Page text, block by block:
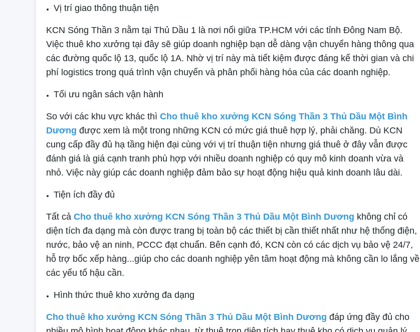
Vị trí giao thông thuận tiện
KCN Sóng Thần 3 nằm tại Thủ Dầu 1 là nơi nối giữa TP.HCM với các tỉnh Đông Nam Bộ.
Việc thuê kho xưởng tại đây sẽ giúp doanh nghiệp bạn dễ dàng vận chuyển hàng thông qua
các đường quốc lộ 13, quốc lộ 1A. Nhờ vị trí này mà tiết kiệm được đáng kể thời gian và chi
phí logistics trong quá trình vận chuyển và phân phối hàng hóa của các doanh nghiệp.
Tối ưu ngân sách vận hành
So với các khu vực khác thì Cho thuê kho xưởng KCN Sóng Thần 3 Thủ Dầu Một Bình
Dương được xem là một trong những KCN có mức giá thuê hợp lý, phải chăng. Dù KCN
cung cấp đầy đủ hạ tầng hiện đại cùng với vị trí thuận tiện nhưng giá thuê ở đây vẫn được
đánh giá là giá cạnh tranh phù hợp với nhiều doanh nghiệp có quy mô kinh doanh vừa và
nhỏ. Việc này giúp các doanh nghiệp đảm bảo sự hoạt động hiệu quả kinh doanh lâu dài.
Tiện ích đầy đủ
Tất cả Cho thuê kho xưởng KCN Sóng Thần 3 Thủ Dầu Một Bình Dương không chỉ có
diện tích đa dạng mà còn được trang bị toàn bộ các thiết bị cần thiết nhất như hệ thống điện,
nước, bảo vệ an ninh, PCCC đạt chuẩn. Bên cạnh đó, KCN còn có các dịch vụ bảo vệ 24/7,
hỗ trợ bốc xếp hàng...giúp cho các doanh nghiệp yên tâm hoạt động mà không cần lo lắng về
các yếu tố hậu cần.
Hình thức thuê kho xưởng đa dạng
Cho thuê kho xưởng KCN Sóng Thần 3 Thủ Dầu Một Bình Dương đáp ứng đầy đủ cho